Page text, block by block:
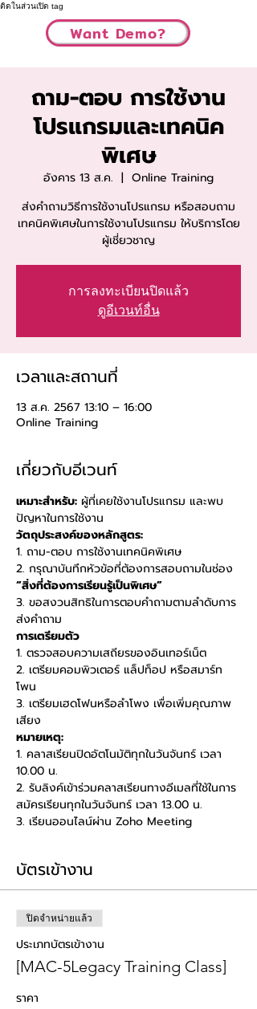
ติดในส่วนเปิด tag
Want Demo?
ถาม-ตอบ การใช้งาน
โปรแกรมและเทคนิค
พิเศษ
อังคาร 13 ส.ค.
  |
Online Training
ส่งคำถามวิธีการใช้งานโปรแกรม หรือสอบถาม
เทคนิคพิเศษในการใช้งานโปรแกรม ให้บริการโดย
ผู้เชี่ยวชาญ
การลงทะเบียนปิดแล้ว
ดูอีเวนท์อื่น
เวลาและสถานที่
13 ส.ค. 2567 13:10 – 16:00
Online Training
เกี่ยวกับอีเวนท์
เหมาะสำหรับ: ผู้ที่เคยใช้งานโปรแกรม และพบ
ปัญหาในการใช้งาน
วัตถุประสงค์ของหลักสูตร:
1. ถาม-ตอบ การใช้งานเทคนิคพิเศษ
2. กรุณาบันทึกหัวข้อที่ต้องการสอบถามในช่อง
“สิ่งที่ต้องการเรียนรู้เป็นพิเศษ”
3. ขอสงวนสิทธิในการตอบคำถามตามลำดับการ
ส่งคำถาม
การเตรียมตัว
1. ตรวจสอบความเสถียรของอินเทอร์เน็ต
2. เตรียมคอมพิวเตอร์ แล็ปท็อป หรือสมาร์ท
โพน
3. เตรียมเฮดโฟนหรือลำโพง เพื่อเพิ่มคุณภาพ
เสียง
หมายเหตุ:
1. คลาสเรียนปิดอัตโนมัติทุกในวันจันทร์ เวลา
10.00 น.
2. รับลิงค์เข้าร่วมคลาสเรียนทางอีเมลที่ใช้ในการ
สมัครเรียนทุกในวันจันทร์ เวลา 13.00 น.
3. เรียนออนไลน์ผ่าน Zoho Meeting
บัตรเข้างาน
ปิดจำหน่ายแล้ว
ประเภทบัตรเข้างาน
[MAC-5Legacy Training Class]
ราคา